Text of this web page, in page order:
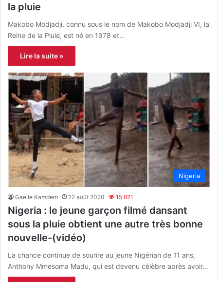
la pluie
Makobo Modjadji, connu sous le nom de Makobo Modjadji VI, la
Reine de la Pluie, est né en 1978 et…
Lire la suite »
Nigeria
Gaelle Kamdem 22 août 2020 15 821
Nigeria : le jeune garçon filmé dansant
sous la pluie obtient une autre très bonne
nouvelle-(vidéo)
La chance continue de sourire au jeune Nigérian de 11 ans,
Anthony Mmesoma Madu, qui est devenu célèbre après avoir…